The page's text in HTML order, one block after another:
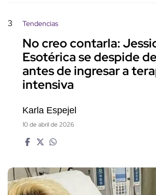
3 Tendencias
No creo contarla:
Esotérica se despide
antes de ingresar a
intensiva
Karla Espejel
10 de abril de 2026